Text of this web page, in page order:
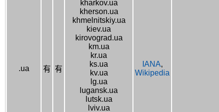
.ua 有 有
kharkov.ua
kherson.ua
khmelnitskiy.ua
kiev.ua
kirovograd.ua
km.ua
kr.ua
ks.ua
kv.ua
lg.ua
lugansk.ua
lutsk.ua
lviv.ua
IANA,
Wikipedia